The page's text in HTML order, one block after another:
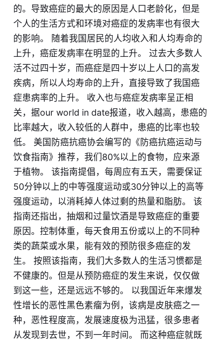
的。导致癌症的最大的原因是人口老龄化，但是
个人的生活方式和环境对癌症的发病率也有很大
的影响。 随着我国居民的人均收入和人均寿命的
上升，癌症发病率在明显的上升。 过去大多数人
活不过四十岁，而癌症是四十岁以上人口的高发
疾病，所以人均寿命的上升，直接导致了我国癌
症患病率的上升。 收入也与癌症发病率呈正相
关，据our world in date报道，收入越高，患癌的
比率越大，收入较低的人群中，患癌的比率也较
低。 美国防癌抗癌协会编写的《防癌抗癌运动与
饮食指南》推荐，我们80%以上的食物，应来源
于植物。 该指南提倡，每周应有五天，需要保证
50分钟以上的中等强度运动或30分钟以上的高等
强度运动，以消耗掉人体过剩的热量和脂肪。 该
指南还指出，抽烟和过量饮酒是导致癌症的重要
原因。控制体重，每天食用五份或以上的不同种
类的蔬菜或水果，能有效的预防很多癌症的发
生。 按照该指南，我们大多数人的生活习惯都是
不健康的。但是从预防癌症的发生来说，仅仅做
到这一些，还是远远不够的。 以我国近年来爆发
性增长的恶性黑色素瘤为例，该病是皮肤癌之一
种，恶性程度高，发展速度极为迅猛，很多患者
从发现到去世，不到一年时间。 而这种癌症就既